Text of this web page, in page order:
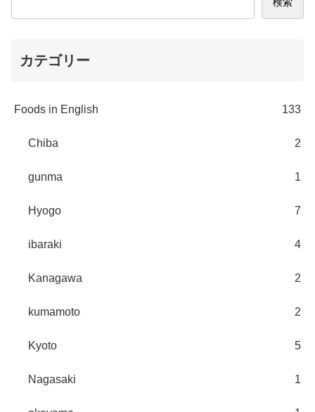
検索
カテゴリー
Foods in English 133
Chiba 2
gunma 1
Hyogo 7
ibaraki 4
Kanagawa 2
kumamoto 2
Kyoto 5
Nagasaki 1